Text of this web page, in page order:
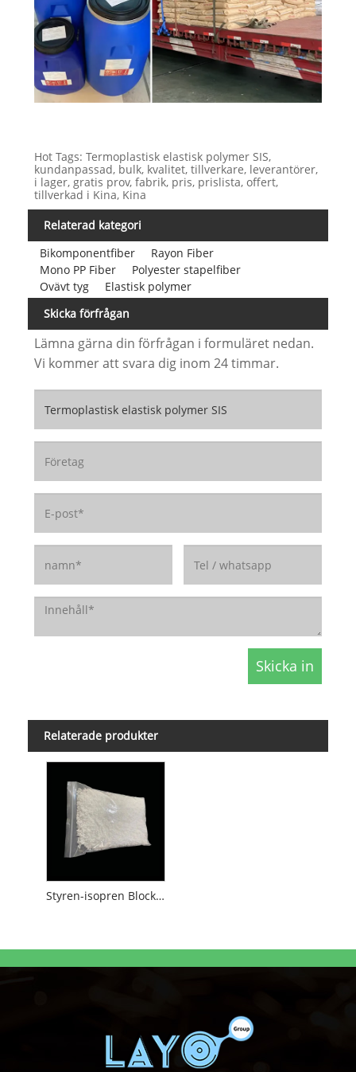
Hot Tags: Termoplastisk elastisk polymer SIS,
kundanpassad, bulk, kvalitet, tillverkare, leverantörer,
i lager, gratis prov, fabrik, pris, prislista, offert,
tillverkad i Kina, Kina
Relaterad kategori
Bikomponentfiber
Rayon Fiber
Mono PP Fiber
Polyester stapelfiber
Ovävt tyg
Elastisk polymer
Skicka förfrågan
Lämna gärna din förfrågan i formuläret nedan.
Vi kommer att svara dig inom 24 timmar.
Relaterade produkter
Styren-isopren Block Polymer SIS